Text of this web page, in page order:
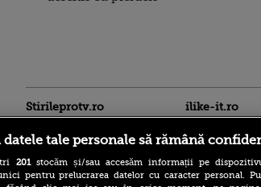
Stirileprotv.ro ilike-it.ro
datele tale personale să rămână
201stocăm și/sau accesăm informații pe
pentru prelucrarea datelor cu caracter personal.